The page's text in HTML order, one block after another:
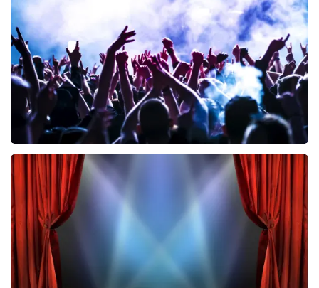
BESTEL NU
Megadeth
322 laatste 30 minuten
BESTEL NU